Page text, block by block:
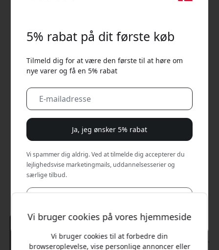
Vi bruger cookies på vores hjemmeside
Vi bruger cookies til at forbedre din
browseroplevelse, vise personlige annoncer eller
5% rabat på dit første køb
Tilmeld dig for at være den første til at høre om
nye varer og få en 5% rabat
Ja, jeg ønsker 5% rabat
Vi spammer dig aldrig. Ved at tilmelde dig accepterer du
lejlighedsvise marketingmails, uddannelsesserier og
særlige tilbud.
Brug denne kode ved kassen for at få 5% rabat.